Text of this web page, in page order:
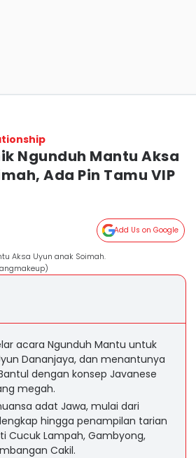
Ngunduh Mantu Aksa
Ada Pin Tamu VIP
Add Us on Google
Aksa Uyun anak Soimah.
acara Ngunduh Mantu untuk
Dananjaya, dan menantunya
dengan konsep Javanese
megah.
adat Jawa, mulai dari
hingga penampilan tarian
Cucuk Lampah, Gambyong,
Cakil.